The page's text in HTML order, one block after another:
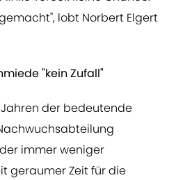
lobt Norbert Elgert
"kein Zufall"
der bedeutende
immer weniger
geraumer Zeit für die